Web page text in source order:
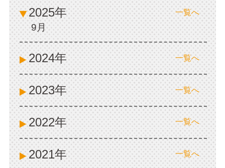
2025年 一覧へ
9月
2024年 一覧へ
2023年 一覧へ
2022年 一覧へ
2021年 一覧へ